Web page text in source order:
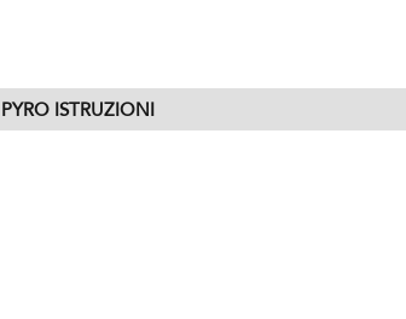
PYRO ISTRUZIONI